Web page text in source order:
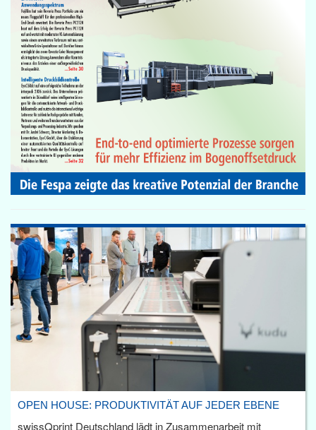
OPEN HOUSE: PRODUKTIVITÄT AUF JEDER EBENE
swissQprint Deutschland lädt in Zusammenarbeit mit